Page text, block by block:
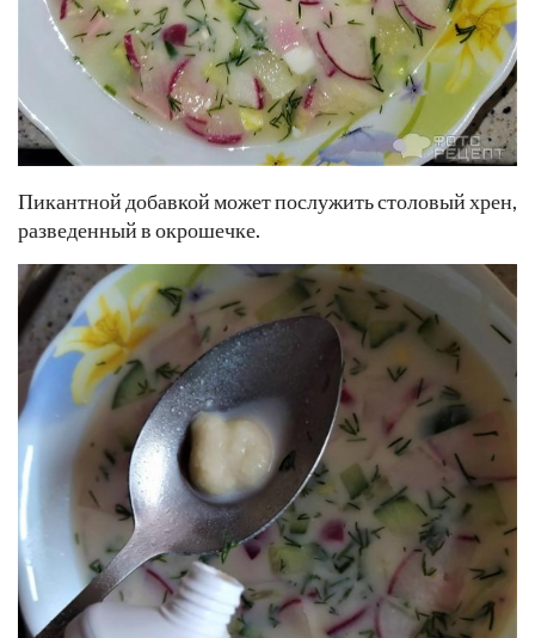
Пикантной добавкой может послужить столовый хрен,
разведенный в окрошечке.